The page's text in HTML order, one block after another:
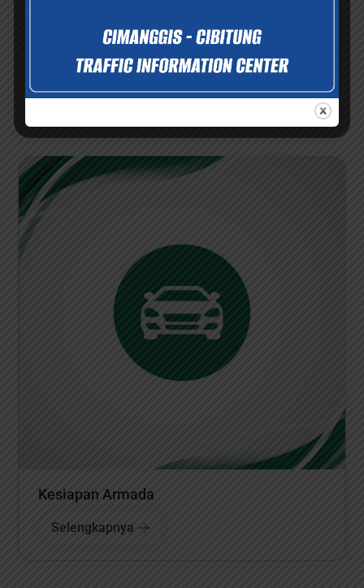
Informasi dan Layanan
Informasi dan dukungan layanan yang tersedia demi
Siaran Pers
Selengkapnya